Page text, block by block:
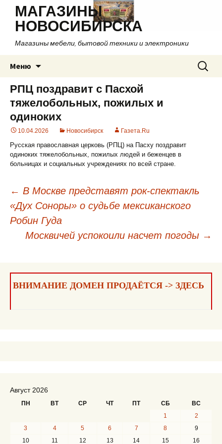
МАГАЗИНЫ
НОВОСИБИРСКА
Магазины мебели, бытовой техники и электроники
Меню
содержимому
Найти:
РПЦ поздравит с Пасхой
тяжелобольных, пожилых и
одиноких
10.04.2026 Новосибирск Газета.Ru
Русская православная церковь (РПЦ) на Пасху поздравит
одиноких тяжелобольных, пожилых людей и беженцев в
больницах и социальных учреждениях по всей стране.
Навигация
по
записям
← В Москве представят рок-спектакль
«Дух Соноры» о судьбе мексиканского
Робин Гуда
Москвичей успокоили насчет погоды →
ВНИМАНИЕ ДОМЕН ПРОДАЁТСЯ -> ЗДЕСЬ
Август 2026
ПН ВТ СР ЧТ ПТ СБ
ВС
1
2
3
4 5 6 7 8
9
10
11 12 13 14 15 16